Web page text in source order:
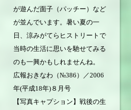
が遊んだ面子（パッチー）など
が並んでいます。暑い夏の一
日、涼みがてらヒストリートで
当時の生活に思いを馳せてみる
のも一興かもしれませんね。
広報おきなわ（№386）／2006
年(平成18年)８月号
【写真キャプション】戦後の生